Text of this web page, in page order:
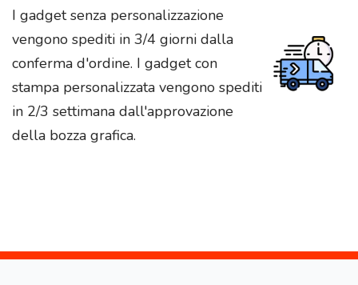
I gadget senza personalizzazione
vengono spediti in 3/4 giorni dalla
conferma d'ordine. I gadget con
stampa personalizzata vengono spediti
in 2/3 settimana dall'approvazione
della bozza grafica.